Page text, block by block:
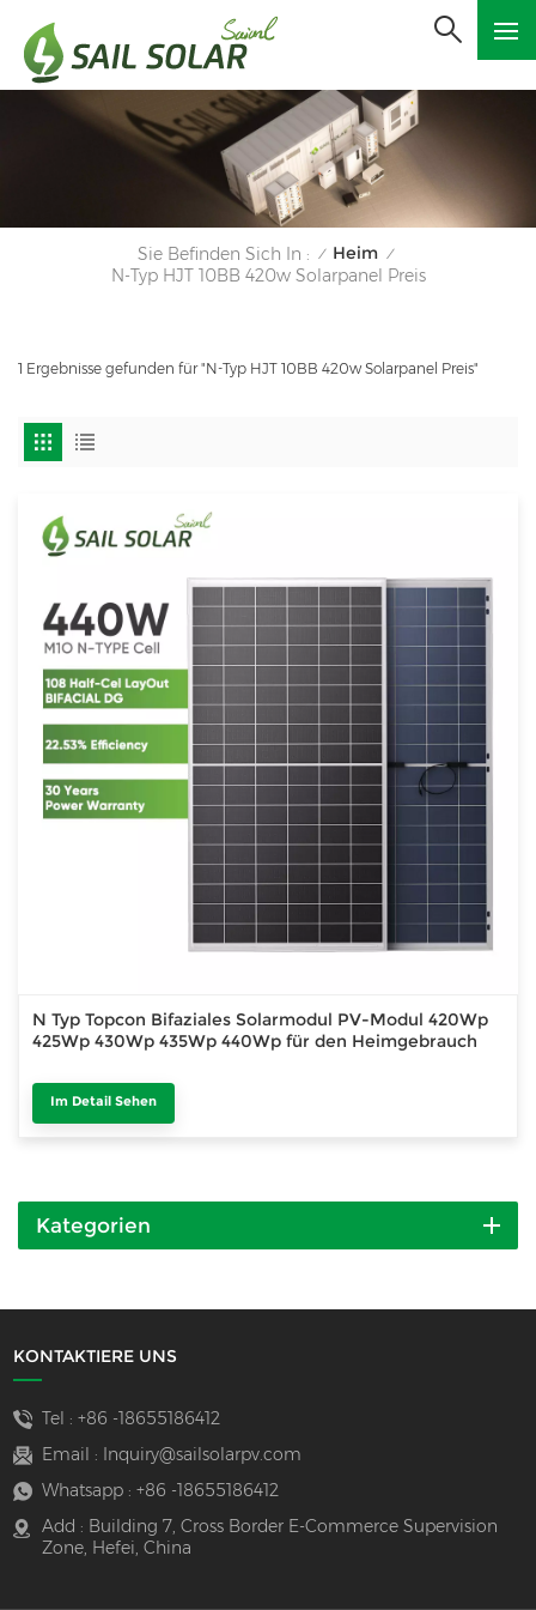
Sie Befinden Sich In : / Heim /
N-Typ HJT 10BB 420w Solarpanel Preis
1 Ergebnisse gefunden für "N-Typ HJT 10BB 420w Solarpanel Preis"
N Typ Topcon Bifaziales Solarmodul PV-Modul 420Wp
425Wp 430Wp 435Wp 440Wp für den Heimgebrauch
Im Detail Sehen
Kategorien
KONTAKTIERE UNS
Tel : +86 -18655186412
Email :
Inquiry@sailsolarpv.com
Whatsapp : +86 -18655186412
Add : Building 7, Cross Border E-Commerce Supervision
Zone, Hefei, China